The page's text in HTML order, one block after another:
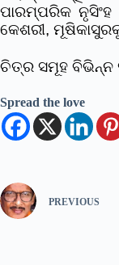
ପାରମ୍ପରିକ ନୃସିଂହ
କେଶରୀ,
ଚିତ୍ର ସମୂହ ବିଭିନ୍ନ
Spread the love
PREVIOUS